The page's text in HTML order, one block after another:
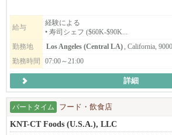
🍣 San Gabriel: 911 W Las Tunas Dr., San
営業時間 11am - 7pm
🍣 West LA: 11709 National Blvd., Los Angeles,
営業時間 11am - 8pm
🍣 Koreatown: 3178 W. Olympic Blvd, Los
給与
経験による
• 寿司シェフ ($60K-$90K...
勤務地
Los Angeles (Central LA), California,
勤務時間
07:00～21:00
詳細
パートタイム フード・飲食店
KNT-CT Foods (U.S.A.), LLC